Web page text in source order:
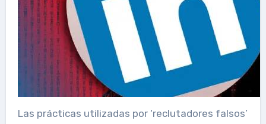
Las prácticas utilizadas por ‘reclutadores falsos’